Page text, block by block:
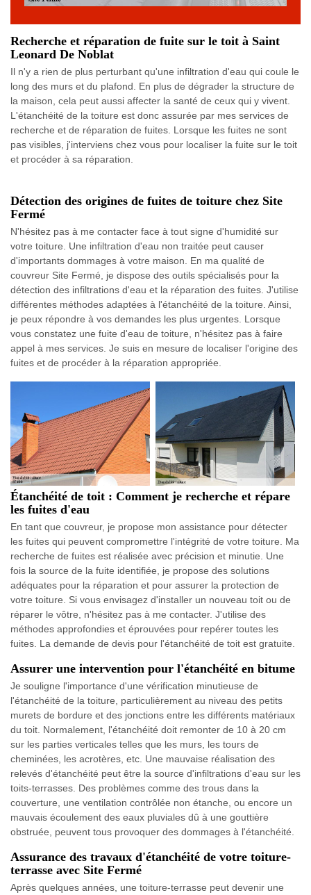
Recherche et réparation de fuite sur le toit à Saint
Leonard De Noblat
Il n'y a rien de plus perturbant qu'une infiltration d'eau qui coule le
long des murs et du plafond. En plus de dégrader la structure de
la maison, cela peut aussi affecter la santé de ceux qui y vivent.
L'étanchéité de la toiture est donc assurée par mes services de
recherche et de réparation de fuites. Lorsque les fuites ne sont
pas visibles, j'interviens chez vous pour localiser la fuite sur le toit
et procéder à sa réparation.
Détection des origines de fuites de toiture chez Site
Fermé
N'hésitez pas à me contacter face à tout signe d'humidité sur
votre toiture. Une infiltration d'eau non traitée peut causer
d'importants dommages à votre maison. En ma qualité de
couvreur Site Fermé, je dispose des outils spécialisés pour la
détection des infiltrations d'eau et la réparation des fuites. J'utilise
différentes méthodes adaptées à l'étanchéité de la toiture. Ainsi,
je peux répondre à vos demandes les plus urgentes. Lorsque
vous constatez une fuite d'eau de toiture, n'hésitez pas à faire
appel à mes services. Je suis en mesure de localiser l'origine des
fuites et de procéder à la réparation appropriée.
Étanchéité de toit : Comment je recherche et répare
les fuites d'eau
En tant que couvreur, je propose mon assistance pour détecter
les fuites qui peuvent compromettre l'intégrité de votre toiture. Ma
recherche de fuites est réalisée avec précision et minutie. Une
fois la source de la fuite identifiée, je propose des solutions
adéquates pour la réparation et pour assurer la protection de
votre toiture. Si vous envisagez d'installer un nouveau toit ou de
réparer le vôtre, n'hésitez pas à me contacter. J'utilise des
méthodes approfondies et éprouvées pour repérer toutes les
fuites. La demande de devis pour l'étanchéité de toit est gratuite.
Assurer une intervention pour l'étanchéité en bitume
Je souligne l'importance d'une vérification minutieuse de
l'étanchéité de la toiture, particulièrement au niveau des petits
murets de bordure et des jonctions entre les différents matériaux
du toit. Normalement, l'étanchéité doit remonter de 10 à 20 cm
sur les parties verticales telles que les murs, les tours de
cheminées, les acrotères, etc. Une mauvaise réalisation des
relevés d'étanchéité peut être la source d'infiltrations d'eau sur les
toits-terrasses. Des problèmes comme des trous dans la
couverture, une ventilation contrôlée non étanche, ou encore un
mauvais écoulement des eaux pluviales dû à une gouttière
obstruée, peuvent tous provoquer des dommages à l'étanchéité.
Assurance des travaux d'étanchéité de votre toiture-
terrasse avec Site Fermé
Après quelques années, une toiture-terrasse peut devenir une